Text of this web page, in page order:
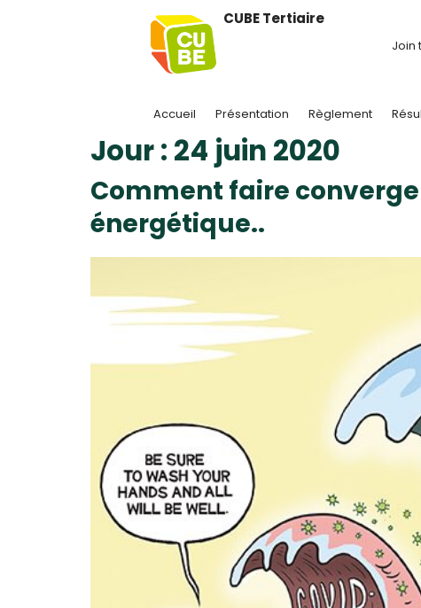
CUBE Tertiaire
Join
Accueil Présentation Règlement
Jour : 24 juin 2020
Comment faire
énergétique..